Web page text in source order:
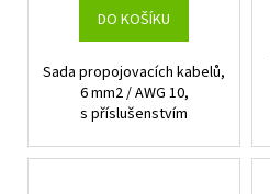
DO KOŠÍKU
Sada propojovacích kabelů,
6 mm2 / AWG 10,
s příslušenstvím